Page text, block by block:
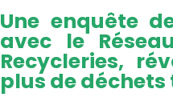
Une enquête
avec le
Recycleries,
plus de